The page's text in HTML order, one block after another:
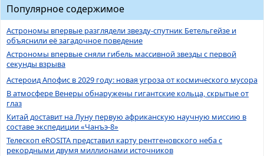
Популярное содержимое
Астрономы впервые разглядели звезду-спутник Бетельгейзе и
объяснили её загадочное поведение
Астрономы впервые сняли гибель массивной звезды с первой
секунды взрыва
Астероид Апофис в 2029 году: новая угроза от космического мусора
В атмосфере Венеры обнаружены гигантские кольца, скрытые от
глаз
Китай доставит на Луну первую африканскую научную миссию в
составе экспедиции «Чанъэ-8»
Телескоп eROSITA представил карту рентгеновского неба с
рекордными двумя миллионами источников